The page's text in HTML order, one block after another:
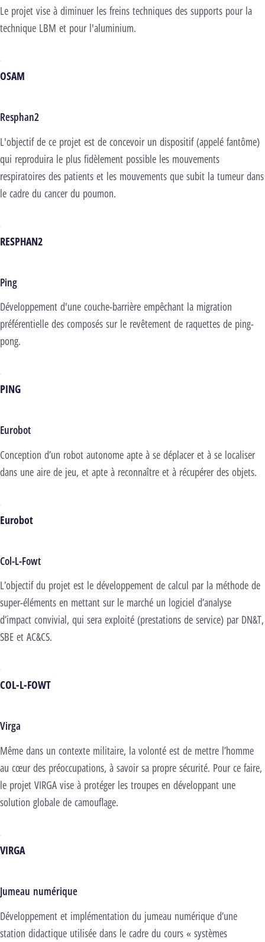
Le projet vise à diminuer les freins techniques des supports pour la
technique LBM et pour l'aluminium.
OSAM
Resphan2
L'objectif de ce projet est de concevoir un dispositif (appelé fantôme)
qui reproduira le plus fidèlement possible les mouvements
respiratoires des patients et les mouvements que subit la tumeur dans
le cadre du cancer du poumon.
RESPHAN2
Ping
Développement d'une couche-barrière empêchant la migration
préférentielle des composés sur le revêtement de raquettes de ping-
pong.
PING
Eurobot
Conception d’un robot autonome apte à se déplacer et à se localiser
dans une aire de jeu, et apte à reconnaître et à récupérer des objets.
Eurobot
Col-L-Fowt
L’objectif du projet est le développement de calcul par la méthode de
super-éléments en mettant sur le marché un logiciel d’analyse
d’impact convivial, qui sera exploité (prestations de service) par DN&T,
SBE et AC&CS.
COL-L-FOWT
Virga
Même dans un contexte militaire, la volonté est de mettre l’homme
au cœur des préoccupations, à savoir sa propre sécurité. Pour ce faire,
le projet VIRGA vise à protéger les troupes en développant une
solution globale de camouflage.
VIRGA
Jumeau numérique
Développement et implémentation du jumeau numérique d’une
station didactique utilisée dans le cadre du cours « systèmes